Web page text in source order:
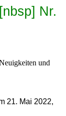
Nr.
und
21. Mai 2022,